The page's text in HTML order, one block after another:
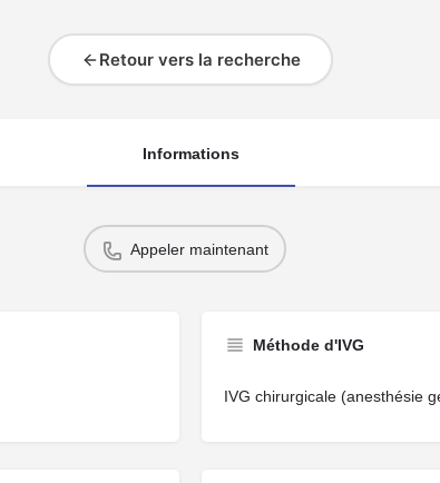
Retour vers la recherche
Informations
Appeler maintenant
Méthode d'IVG
IVG chirurgicale (anesthésie